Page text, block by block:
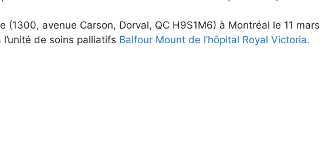
avenue Carson, Dorval, QC H9S1M6) à Montréal le 11 mars
de soins palliatifs Balfour Mount de l’hôpital Royal Victoria.